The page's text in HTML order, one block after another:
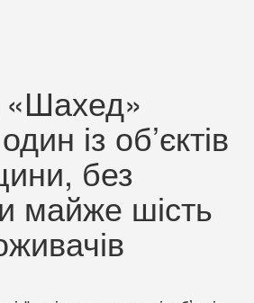
із об’єктів
без
майже шість